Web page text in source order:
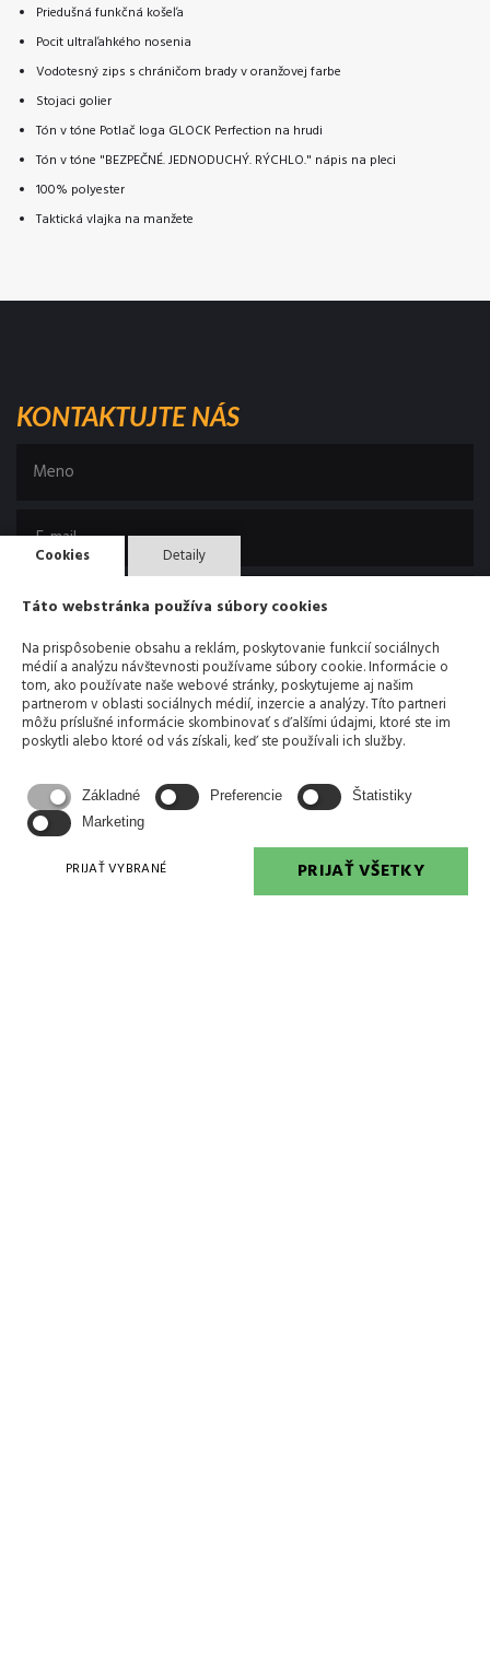
Priedušná funkčná košeľa
Pocit ultraľahkého nosenia
Vodotesný zips s chráničom brady v oranžovej farbe
Stojaci golier
Tón v tóne Potlač loga GLOCK Perfection na hrudi
Tón v tóne "BEZPEČNÉ. JEDNODUCHÝ. RÝCHLO." nápis na pleci
100% polyester
Taktická vlajka na manžete
Cookies Detaily
Táto webstránka používa súbory cookies
Na prispôsobenie obsahu a reklám, poskytovanie funkcií sociálnych
médií a analýzu návštevnosti používame súbory cookie. Informácie o
tom, ako používate naše webové stránky, poskytujeme aj našim
partnerom v oblasti sociálnych médií, inzercie a analýzy. Títo partneri
môžu príslušné informácie skombinovať s ďalšími údajmi, ktoré ste im
poskytli alebo ktoré od vás získali, keď ste používali ich služby.
Základné Preferencie
Štatistiky
Marketing
PRIJAŤ VYBRANÉ PRIJAŤ VŠETKY
KONTAKTUJTE NÁS